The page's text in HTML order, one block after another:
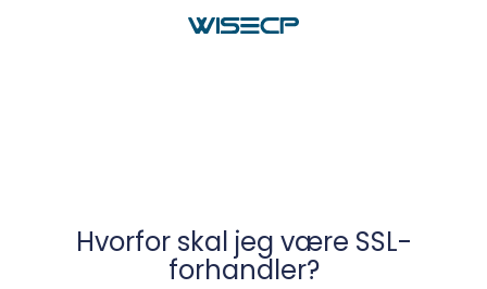
Hvorfor skal jeg være SSL-
forhandler?